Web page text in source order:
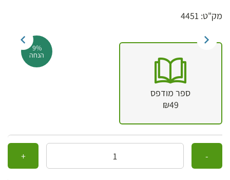
מק"ט: 4451
9%
הנחה
ספר מודפס
₪49
כמות